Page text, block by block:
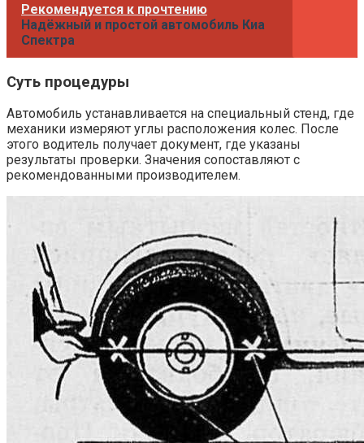
Рекомендуется к прочтению
Надёжный и простой автомобиль Киа
Спектра
Суть процедуры
Автомобиль устанавливается на специальный стенд, где
механики измеряют углы расположения колес. После
этого водитель получает документ, где указаны
результаты проверки. Значения сопоставляют с
рекомендованными производителем.